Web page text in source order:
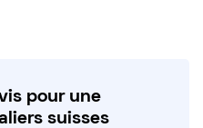
pour une
suisses